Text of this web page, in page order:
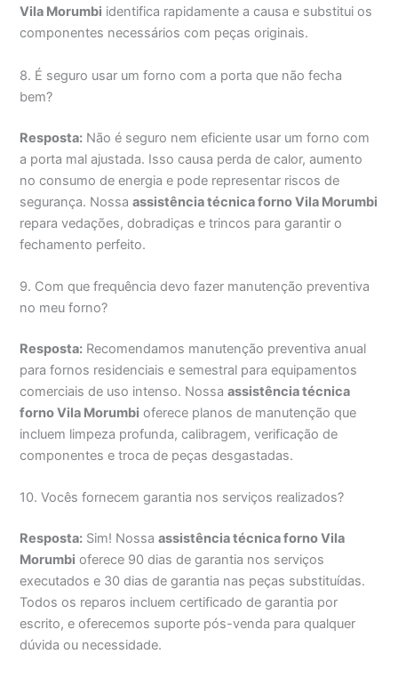
Vila Morumbi identifica rapidamente a causa e substitui os
componentes necessários com peças originais.
8. É seguro usar um forno com a porta que não fecha
bem?
Resposta: Não é seguro nem eficiente usar um forno com
a porta mal ajustada. Isso causa perda de calor, aumento
no consumo de energia e pode representar riscos de
segurança. Nossaassistência técnica forno Vila Morumbi
repara vedações, dobradiças e trincos para garantir o
fechamento perfeito.
9. Com que frequência devo fazer manutenção preventiva
no meu forno?
Resposta: Recomendamos manutenção preventiva anual
para fornos residenciais e semestral para equipamentos
comerciais de uso intenso. Nossaassistência técnica
forno Vila Morumbi oferece planos de manutenção que
incluem limpeza profunda, calibragem, verificação de
componentes e troca de peças desgastadas.
10. Vocês fornecem garantia nos serviços realizados?
Resposta: Sim! Nossaassistência técnica forno Vila
Morumbi oferece 90 dias de garantia nos serviços
executados e 30 dias de garantia nas peças substituídas.
Todos os reparos incluem certificado de garantia por
escrito, e oferecemos suporte pós-venda para qualquer
dúvida ou necessidade.